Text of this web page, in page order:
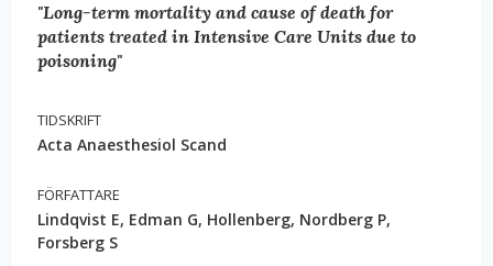
"Long-term mortality and cause of death for
patients treated in Intensive Care Units due to
poisoning"
TIDSKRIFT
Acta Anaesthesiol Scand
FÖRFATTARE
Lindqvist E, Edman G, Hollenberg, Nordberg P,
Forsberg S